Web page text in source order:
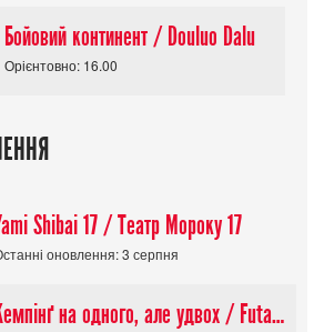
Бойовий континент / Douluo Dalu
Орієнтовно: 16.00
Shibai 17 / Театр Мороку 17
оновлення: 3 серпня
Кемпінґ на одного, але удвох / Futari Solo Camp